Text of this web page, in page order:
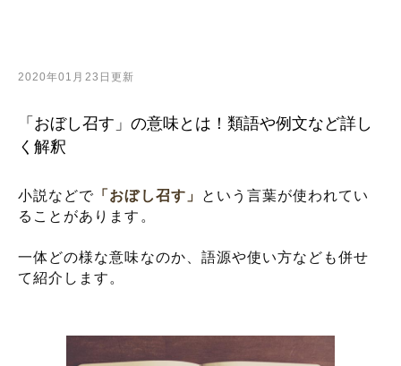
2020年01月23日更新
「おぼし召す」の意味とは！類語や例文など詳し
く解釈
小説などで 「おぼし召す」
という言葉が使われてい
ることがあります。
一体どの様な意味なのか、語源や使い方なども併せ
て紹介します。